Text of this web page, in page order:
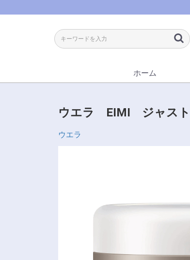
ホーム
ウエラ EIMI ジャスト
ウエラ